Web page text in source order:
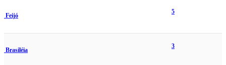
Feijó
5
Brasiléia
3